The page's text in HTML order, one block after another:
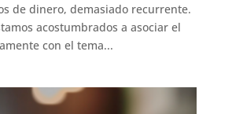
de dinero, demasiado recurrente.
acostumbrados a asociar el
con el tema...